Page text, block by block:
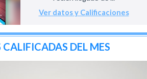
Ver datos y Calificaciones
CALIFICADAS DEL MES